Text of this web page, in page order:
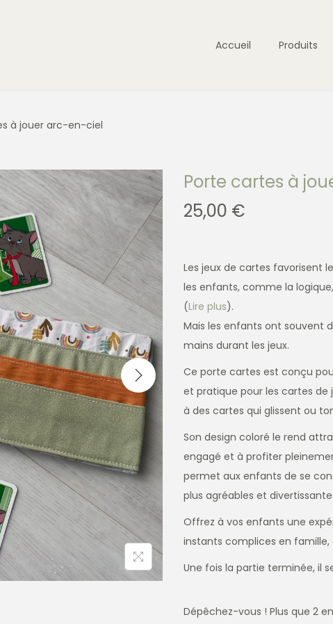
Accueil Produits
à jouer arc-en-ciel
Porte cartes à
25,00 €
Les jeux de cartes favorisent
les enfants, comme la
(Lire plus).
Mais les enfants ont souvent
mains durant les jeux.
Ce porte cartes est conçu
et pratique pour les cartes de
à des cartes qui glissent ou
Son design coloré le rend
engagé et à profiter
permet aux enfants de se
plus agréables et
Offrez à vos enfants une
instants complices en famille,
Une fois la partie terminée, il
Dépêchez-vous ! Plus que 2